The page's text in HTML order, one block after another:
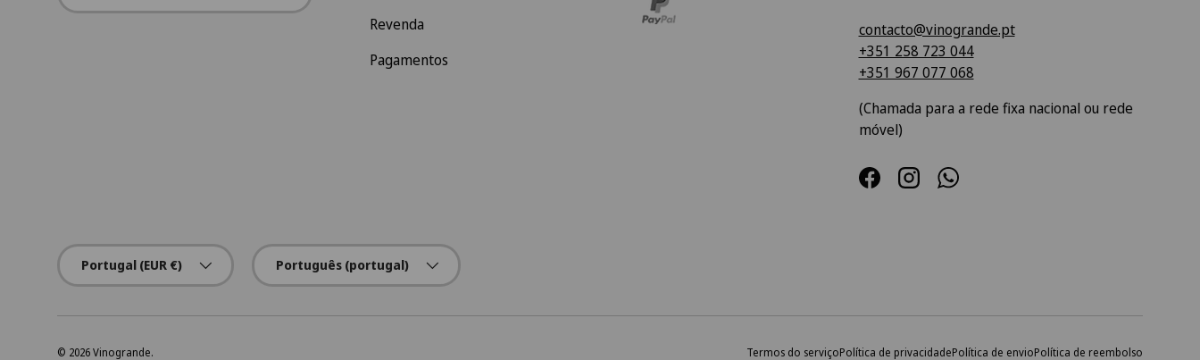
Revenda
Pagamentos
contacto@vinogrande.pt
+351 258 723 044
+351 967 077 068
(Chamada para a rede fixa nacional ou rede
móvel)
FacebookInstagramWhatsApp
País/Região
Portugal (EUR €)
Idioma
Português (portugal)
© 2026Vinogrande. Termos do serviçoPolítica de privacidadePolítica de envioPolítica de reembolso